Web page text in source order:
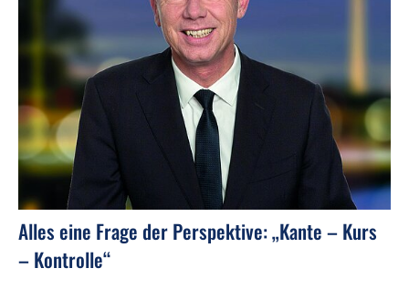
Alles eine Frage der Perspektive: „Kante – Kurs
– Kontrolle“